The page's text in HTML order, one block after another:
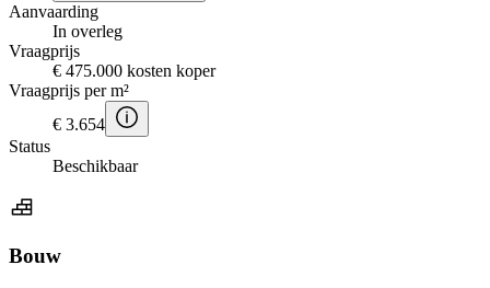
Aanvaarding
In overleg
Vraagprijs
€ 475.000 kosten koper
Vraagprijs per m²
€ 3.654
Status
Beschikbaar
Bouw